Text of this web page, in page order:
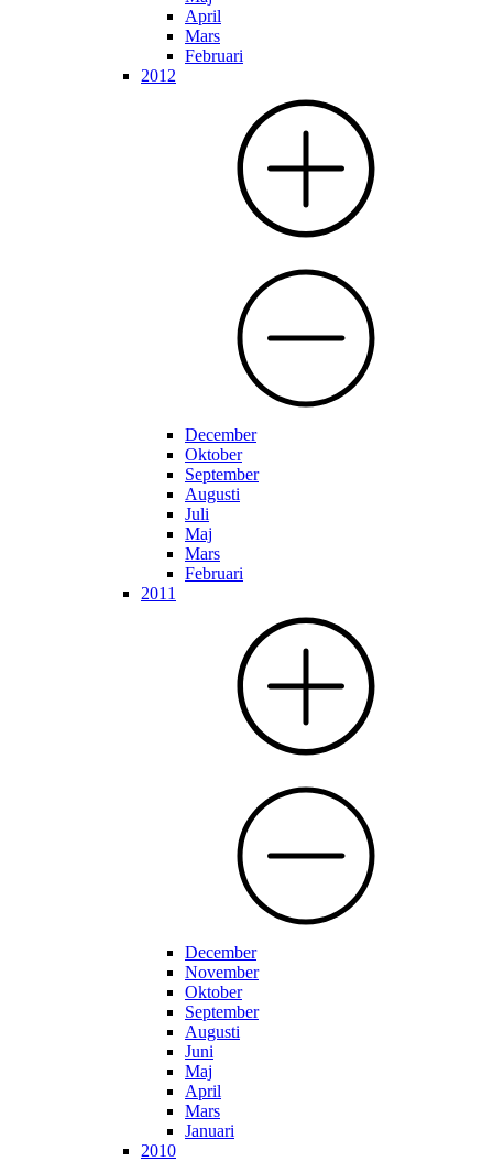
April
Mars
Februari
2012
December
Oktober
September
Augusti
Juli
Maj
Mars
Februari
2011
December
November
Oktober
September
Augusti
Juni
Maj
April
Mars
Januari
2010